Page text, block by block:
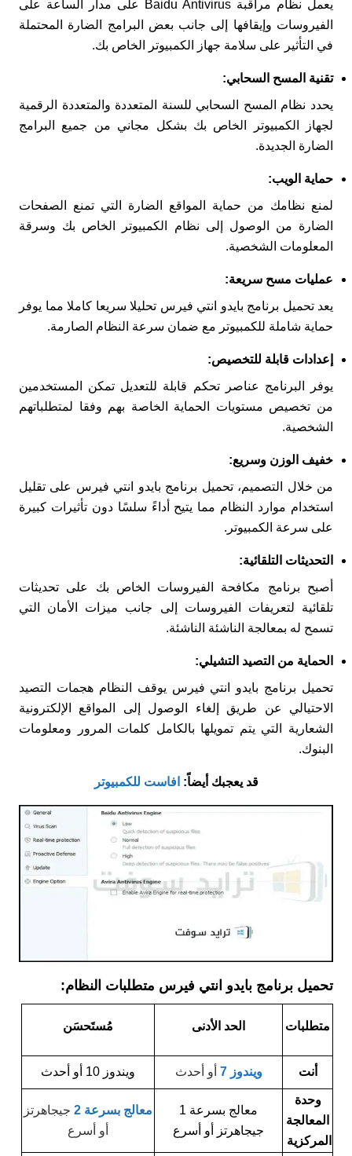
يعمل نظام مراقبة Baidu Antivirus على مدار الساعة على
الفيروسات وإيقافها إلى جانب بعض البرامج الضارة المحتملة
في التأثير على سلامة جهاز الكمبيوتر الخاص بك.
تقنية المسح السحابي:
يحدد نظام المسح السحابي للسنة المتعددة والمتعددة الرقمية
لجهاز الكمبيوتر الخاص بك بشكل مجاني من جميع البرامج
الضارة الجديدة.
حماية الويب:
لمنع نظامك من حماية المواقع الضارة التي تمنع الصفحات
الضارة من الوصول إلى نظام الكمبيوتر الخاص بك وسرقة
المعلومات الشخصية.
عمليات مسح سريعة:
يعد تحميل برنامج بايدو انتي فيرس تحليلا سريعا كاملا مما يوفر
حماية شاملة للكمبيوتر مع ضمان سرعة النظام الصارمة.
إعدادات قابلة للتخصيص:
يوفر البرنامج عناصر تحكم قابلة للتعديل تمكن المستخدمين
من تخصيص مستويات الحماية الخاصة بهم وفقا لمتطلباتهم
الشخصية.
خفيف الوزن وسريع:
من خلال التصميم، تحميل برنامج بايدو انتي فيرس على تقليل
استخدام موارد النظام مما يتيح أداءً سلسًا دون تأثيرات كبيرة
على سرعة الكمبيوتر.
التحديثات التلقائية:
أصبح برنامج مكافحة الفيروسات الخاص بك على تحديثات
تلقائية لتعريفات الفيروسات إلى جانب ميزات الأمان التي
تسمح له بمعالجة الناشئة الناشئة.
الحماية من التصيد التشيلي:
تحميل برنامج بايدو انتي فيرس يوقف النظام هجمات التصيد
الاحتيالي عن طريق إلغاء الوصول إلى المواقع الإلكترونية
الشعارية التي يتم تمويلها بالكامل كلمات المرور ومعلومات
البنوك.
قد يعجبك أيضاً: افاست للكمبيوتر
تحميل برنامج بايدو انتي فيرس متطلبات النظام:
متطلبات الحد الأدنى مُستَحسَن
أنت ويندوز 7 أو أحدث ويندوز 10 أو أحدث
وحدة
المعالجة
المركزية
معالج بسرعة 1
جيجاهرتز أو أسرع
معالج بسرعة 2
جيجاهرتز
أو أسرع